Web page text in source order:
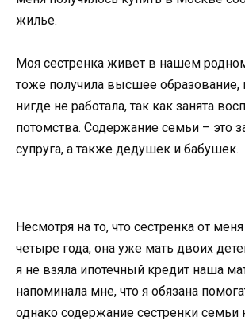
жилье.
Моя сестренка живет в нашем
тоже получила высшее образование,
нигде не работала, так как занята
потомства. Содержание семьи – это
супруга, а также дедушек и бабушек.
Несмотря на то, что сестренка от
четыре года, она уже мать двоих
я не взяла ипотечный кредит наша
напоминала мне, что я обязана
однако содержание сестренки семьи